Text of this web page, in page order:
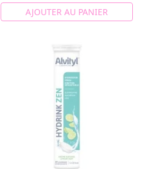
AJOUTER AU PANIER